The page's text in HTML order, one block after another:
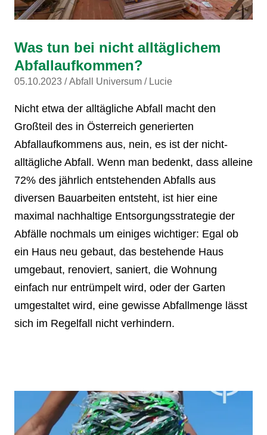
Was tun bei nicht alltäglichem
Abfallaufkommen?
05.10.2023 Abfall Universum Lucie
Nicht etwa der alltägliche Abfall macht den
Großteil des in Österreich generierten
Abfallaufkommens aus, nein, es ist der nicht-
alltägliche Abfall. Wenn man bedenkt, dass alleine
72% des jährlich entstehenden Abfalls aus
diversen Bauarbeiten entsteht, ist hier eine
maximal nachhaltige Entsorgungsstrategie der
Abfälle nochmals um einiges wichtiger: Egal ob
ein Haus neu gebaut, das bestehende Haus
umgebaut, renoviert, saniert, die Wohnung
einfach nur entrümpelt wird, oder der Garten
umgestaltet wird, eine gewisse Abfallmenge lässt
sich im Regelfall nicht verhindern.